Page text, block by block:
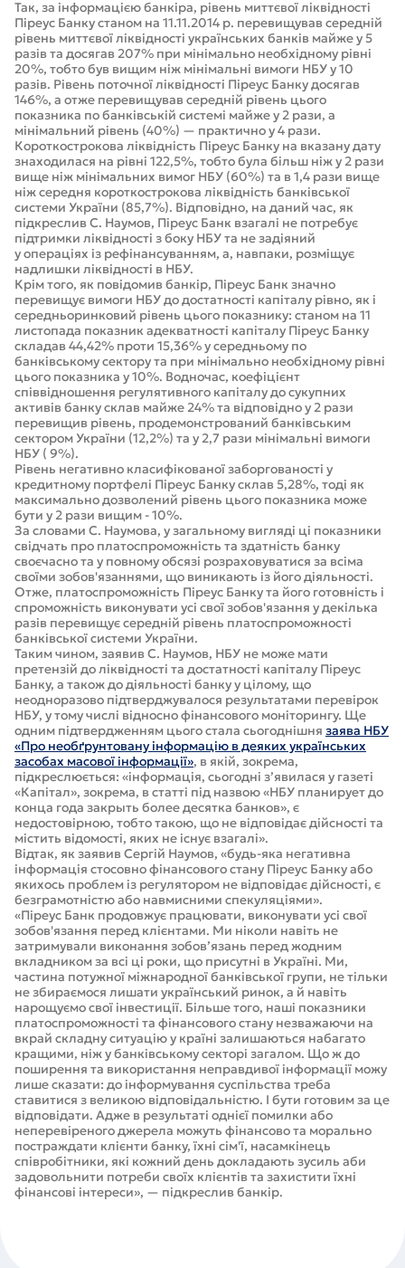
Так, за інформацією банкіра, рівень миттєвої ліквідності
Піреус Банку станом на 11.11.2014 р. перевищував середній
рівень миттєвої ліквідності українських банків майже у 5
разів та досягав 207% при мінімально необхідному рівні
20%, тобто був вищим ніж мінімальні вимоги НБУ у 10
разів. Рівень поточної ліквідності Піреус Банку досягав
146%, а отже перевищував середній рівень цього
показника по банківській системі майже у 2 рази, а
мінімальний рівень (40%) — практично у 4 рази.
Короткострокова ліквідність Піреус Банку на вказану дату
знаходилася на рівні 122,5%, тобто була більш ніж у 2 рази
вище ніж мінімальних вимог НБУ (60%) та в 1,4 рази вище
ніж середня короткострокова ліквідність банківської
системи України (85,7%). Відповідно, на даний час, як
підкреслив С. Наумов, Піреус Банк взагалі не потребує
підтримки ліквідності з боку НБУ та не задіяний
у операціях із рефінансуванням, а, навпаки, розміщує
надлишки ліквідності в НБУ.
Крім того, як повідомив банкір, Піреус Банк значно
перевищує вимоги НБУ до достатності капіталу рівно, як і
середньоринковий рівень цього показнику: станом на 11
листопада показник адекватності капіталу Піреус Банку
складав 44,42% проти 15,36% у середньому по
банківському сектору та при мінімально необхідному рівні
цього показника у 10%. Водночас, коефіцієнт
співвідношення регулятивного капіталу до сукупних
активів банку склав майже 24% та відповідно у 2 рази
перевищив рівень, продемонстрований банківським
сектором України (12,2%) та у 2,7 рази мінімальні вимоги
НБУ ( 9%).
Рівень негативно класифікованої заборгованості у
кредитному портфелі Піреус Банку склав 5,28%, тоді як
максимально дозволений рівень цього показника може
бути у 2 рази вищим - 10%.
За словами С. Наумова, у загальному вигляді ці показники
свідчать про платоспроможність та здатність банку
своєчасно та у повному обсязі розраховуватися за всіма
своїми зобов'язаннями, що виникають із його діяльності.
Отже, платоспроможність Піреус Банку та його готовність і
спроможність виконувати усі свої зобов'язання у декілька
разів перевищує середній рівень платоспроможності
банківської системи України.
Таким чином, заявив С. Наумов, НБУ не може мати
претензій до ліквідності та достатності капіталу Піреус
Банку, а також до діяльності банку у цілому, що
неодноразово підтверджувалося результатами перевірок
НБУ, у тому числі відносно фінансового моніторингу. Ще
одним підтвердженням цього стала сьогоднішня заява НБУ
«Про необґрунтовану інформацію в деяких українських
засобах масової інформації», в якій, зокрема,
підкреслюється: «інформація, сьогодні з’явилася у газеті
«Капітал», зокрема, в статті під назвою «НБУ планирует до
конца года закрыть более десятка банков», є
недостовірною, тобто такою, що не відповідає дійсності та
містить відомості, яких не існує взагалі».
Відтак, як заявив Сергій Наумов, «будь-яка негативна
інформація стосовно фінансового стану Піреус Банку або
якихось проблем із регулятором не відповідає дійсності, є
безграмотністю або навмисними спекуляціями».
«Піреус Банк продовжує працювати, виконувати усі свої
зобов'язання перед клієнтами. Ми ніколи навіть не
затримували виконання зобов’язань перед жодним
вкладником за всі ці роки, що присутні в Україні. Ми,
частина потужної міжнародної банківської групи, не тільки
не збираємося лишати український ринок, а й навіть
нарощуємо свої інвестиції. Більше того, наші показники
платоспроможності та фінансового стану незважаючи на
вкрай складну ситуацію у країні залишаються набагато
кращими, ніж у банківському секторі загалом. Що ж до
поширення та використання неправдивої інформації можу
лише сказати: до інформування суспільства треба
ставитися з великою відповідальністю. І бути готовим за це
відповідати. Адже в результаті однієї помилки або
неперевіреного джерела можуть фінансово та морально
постраждати клієнти банку, їхні сім'ї, насамкінець
співробітники, які кожний день докладають зусиль аби
задовольнити потреби своїх клієнтів та захистити їхні
фінансові інтереси», — підкреслив банкір.